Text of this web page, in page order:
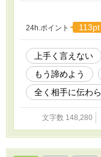
と
か
に
の
に
拗
そ
ゆ
た
24h.ポイント 113pt
上手く言えない
もう諦めよう
全く相手に伝わ
文字数 148,280